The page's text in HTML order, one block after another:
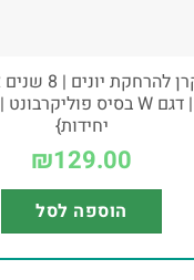
דוקרן להרחקת
יחידות}
₪129.00
הוספה לסל